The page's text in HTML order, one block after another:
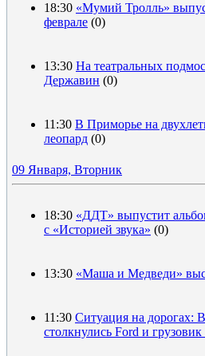
18:30 «Мумий Тролль»
феврале (0)
13:30 На театральных
Державин (0)
11:30 В Приморье на
леопард (0)
09 Января, Вторник
18:30 «ДДТ» выпустит
с «Историей звука» (0)
13:30 «Маша и Медведи»
11:30 Ситуация на дорогах:
столкнулись Ford и